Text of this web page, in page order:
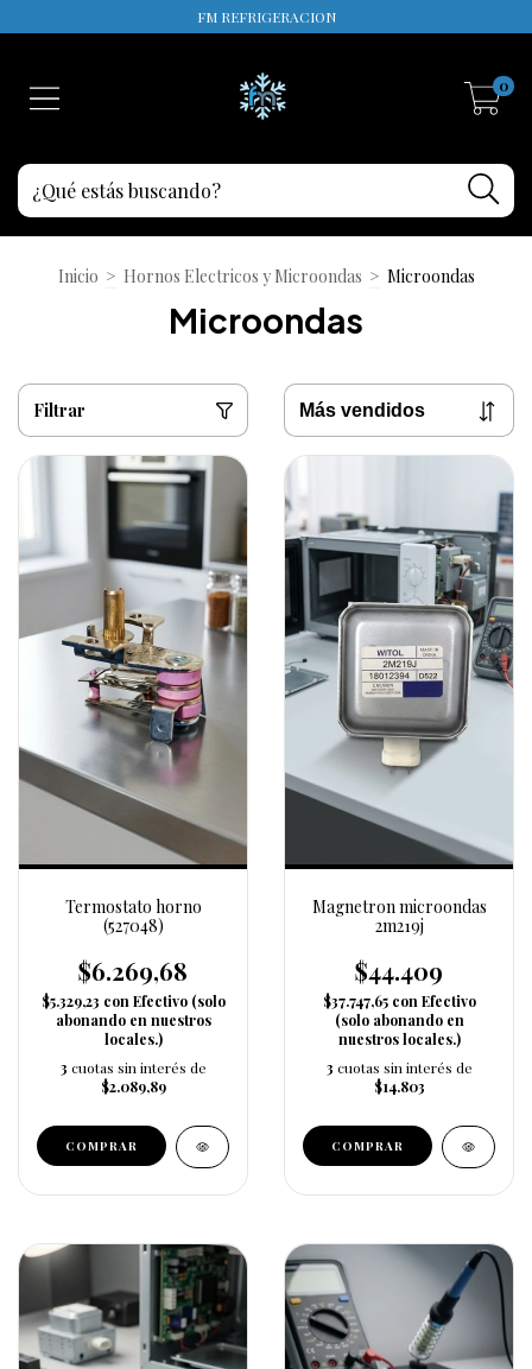
FM REFRIGERACION
0
Inicio > Hornos Electricos y Microondas > Microondas
Microondas
Filtrar
Termostato horno
(527048)
$6.269,68
$5.329,23 con Efectivo (solo
abonando en nuestros
locales.)
3 cuotas sin interés de
$2.089,89
Magnetron microondas
2m219j
$44.409
$37.747,65 con Efectivo
(solo abonando en
nuestros locales.)
3 cuotas sin interés de
$14.803